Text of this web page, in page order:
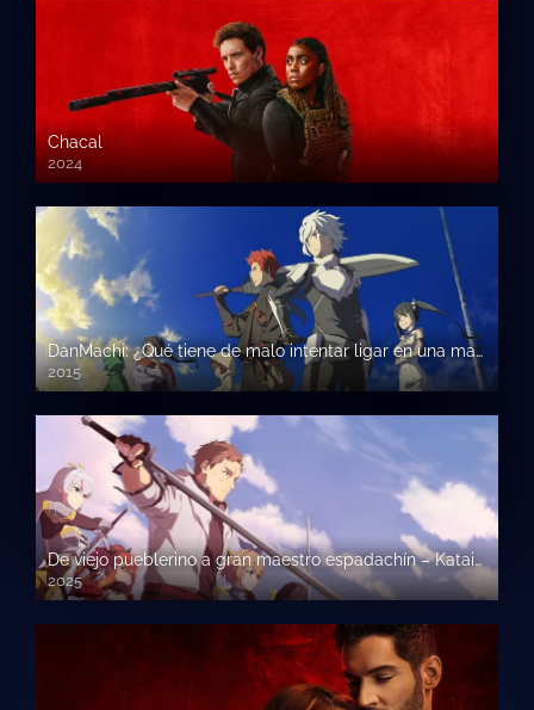
Chacal
2024
DanMachi: ¿Qué tiene de malo intentar ligar en una mazmorra?
2015
De viejo pueblerino a gran maestro espadachín – Katainaka no Ossan, Kensei ni Naru (Latino)
2025